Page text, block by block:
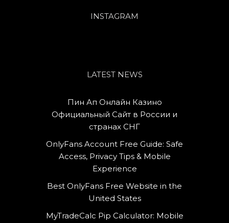
INSTAGRAM
LATEST NEWS
Пин Ап Онлайн Казино
Официальный Сайт в России и
странах СНГ
OnlyFans Account Free Guide: Safe
Access, Privacy Tips & Mobile
Experience
Best OnlyFans Free Website in the
United States
MyTradeCalc Pip Calculator: Mobile